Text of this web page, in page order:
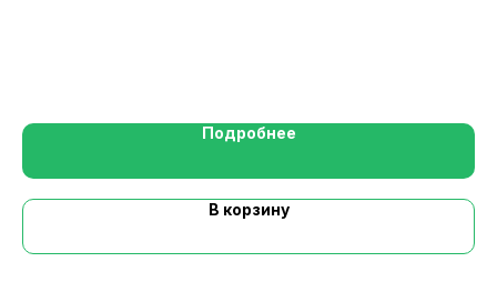
Подробнее
В корзину